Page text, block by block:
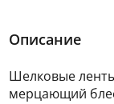
Описание
Шелковые
мерцающий